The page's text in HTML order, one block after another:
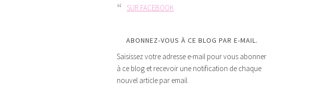
SUR FACEBOOK
ABONNEZ-VOUS À CE BLOG PAR E-MAIL.
Saisissez votre adresse e-mail pour vous abonner
à ce blog et recevoir une notification de chaque
nouvel article par email.